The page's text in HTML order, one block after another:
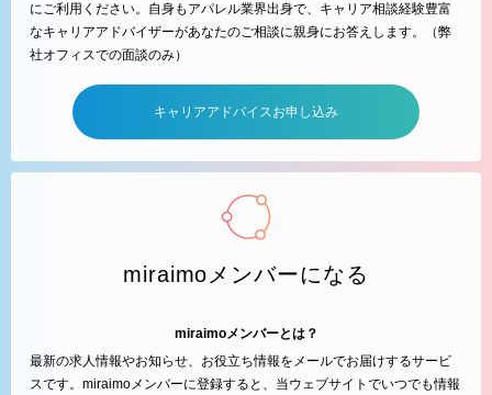
にご利用ください。自身もアパレル業界出身で、キャリア相談経験豊富
なキャリアアドバイザーがあなたのご相談に親身にお答えします。（弊
社オフィスでの面談のみ）
キャリアアドバイスお申し込み
miraimoメンバーになる
miraimoメンバーとは？
最新の求人情報やお知らせ、お役立ち情報をメールでお届けするサービ
スです。miraimoメンバーに登録すると、当ウェブサイトでいつでも情報